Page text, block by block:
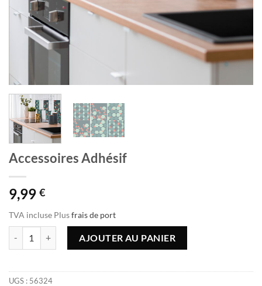
Accessoires Adhésif
9,99 €
TVA incluse Plusfrais de port
AJOUTER AU PANIER
UGS : 56324